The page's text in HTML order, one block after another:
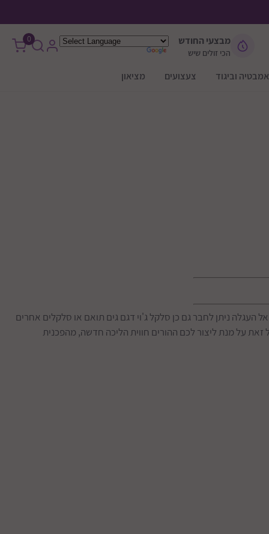
אמבטיה וביגוד צעצועים מציאון
מבצעי החודש
הכי זולים שיש
0
לשני צדדיו, אל העגלה ניתן לחבר גם כן סלקל ג'וי דגם גים תואם או סלקלים אחרים
על מנת ליצור לכם ההורים חווית הליכה חדשה, מהפכנית